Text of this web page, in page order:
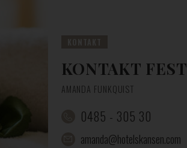
KONTAKT FEST
AMANDA FUNKQUIST
0485 - 305 30
amanda@hotelskansen.com